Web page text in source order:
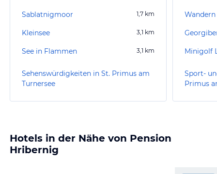
Sablatnigmoor 1,7 km
Kleinsee 3,1 km
See in Flammen 3,1 km
Sehenswürdigkeiten in St. Primus am
Turnersee
Minigolf
Sport-
Primus
Hotels in der Nähe von Pension
Hribernig